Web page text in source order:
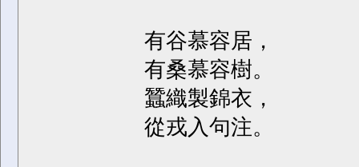
有谷慕容居，
有桑慕容樹。
蠶織製錦衣，
從戎入句注。